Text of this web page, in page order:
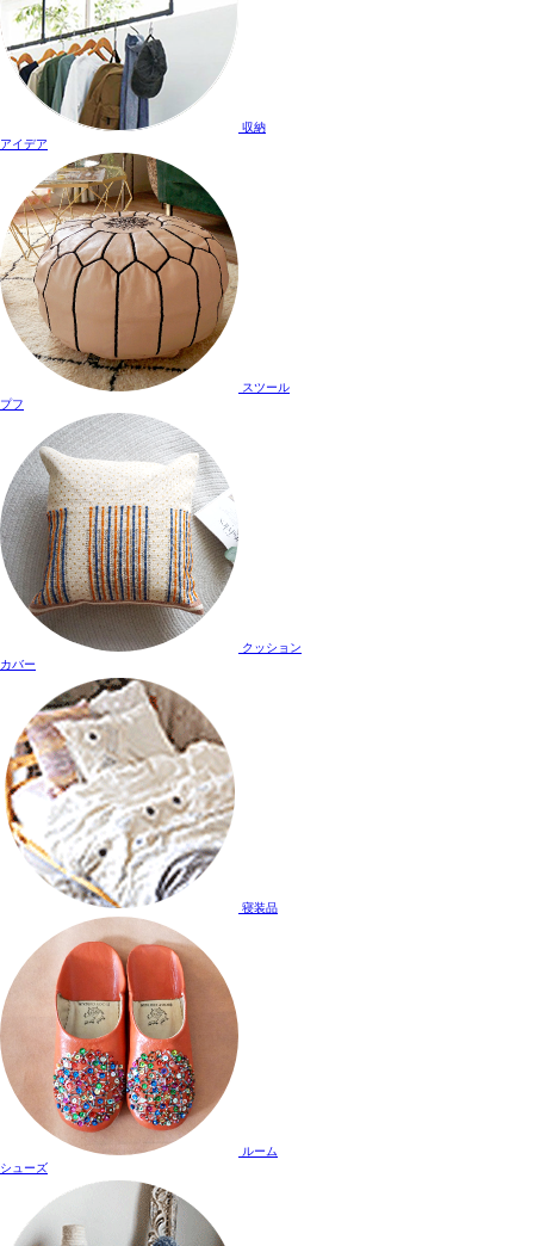
収納
アイデア
スツール
プフ
クッション
カバー
寝装品
ルーム
シューズ